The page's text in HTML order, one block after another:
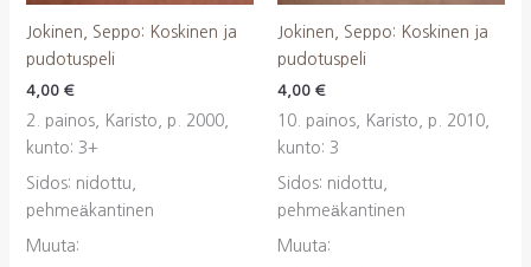
Jokinen, Seppo: Koskinen ja
pudotuspeli
4,00 €
2. painos, Karisto, p. 2000,
kunto: 3+
Sidos: nidottu,
pehmeäkantinen
Muuta:
Jokinen, Seppo: Koskinen ja
pudotuspeli
4,00 €
10. painos, Karisto, p. 2010,
kunto: 3
Sidos: nidottu,
pehmeäkantinen
Muuta: